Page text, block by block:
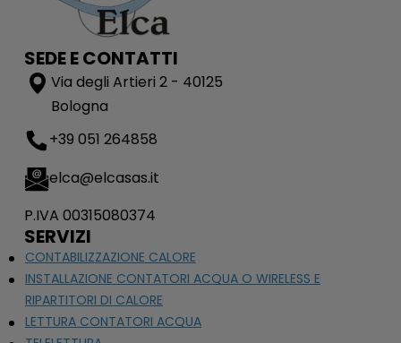
SEDE E CONTATTI
Via degli Artieri 2 - 40125
Bologna
+39 051 264858
elca@elcasas.it
P.IVA 00315080374
SERVIZI
CONTABILIZZAZIONE CALORE
INSTALLAZIONE CONTATORI ACQUA O WIRELESS E
RIPARTITORI DI CALORE
LETTURA CONTATORI ACQUA